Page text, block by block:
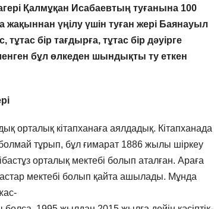
Қалмұқан Исабаевтың туғанына 100
үңілу үшін туған жері Баянауыл
бір тағдырға, тұтас бір дәуірге
бұл өлкеден шындықты ту еткен
орталық кітапханаға аялдадық. Кітапханада
тұрып, бұл ғимарат 1886 жылы шіркеу
орталық мектебі болып аталған. Араға
мектебі болып қайта ашылады. Мұнда